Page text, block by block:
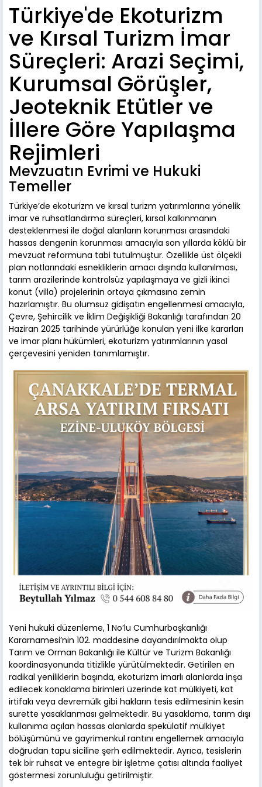
Türkiye'de Ekoturizm
ve Kırsal Turizm İmar
Süreçleri: Arazi Seçimi,
Kurumsal Görüşler,
Jeoteknik Etütler ve
İllere Göre Yapılaşma
Rejimleri
Mevzuatın Evrimi ve Hukuki
Temeller
Türkiye’de ekoturizm ve kırsal turizm yatırımlarına yönelik
imar ve ruhsatlandırma süreçleri, kırsal kalkınmanın
desteklenmesi ile doğal alanların korunması arasındaki
hassas dengenin korunması amacıyla son yıllarda köklü bir
mevzuat reformuna tabi tutulmuştur. Özellikle üst ölçekli
plan notlarındaki esnekliklerin amacı dışında kullanılması,
tarım arazilerinde kontrolsüz yapılaşmaya ve gizli ikinci
konut (villa) projelerinin ortaya çıkmasına zemin
hazırlamıştır. Bu olumsuz gidişatın engellenmesi amacıyla,
Çevre, Şehircilik ve İklim Değişikliği Bakanlığı tarafından 20
Haziran 2025 tarihinde yürürlüğe konulan yeni ilke kararları
ve imar planı hükümleri, ekoturizm yatırımlarının yasal
çerçevesini yeniden tanımlamıştır.
Yeni hukuki düzenleme, 1 No’lu Cumhurbaşkanlığı
Kararnamesi’nin 102. maddesine dayandırılmakta olup
Tarım ve Orman Bakanlığı ile Kültür ve Turizm Bakanlığı
koordinasyonunda titizlikle yürütülmektedir. Getirilen en
radikal yeniliklerin başında, ekoturizm imarlı alanlarda inşa
edilecek konaklama birimleri üzerinde kat mülkiyeti, kat
irtifakı veya devremülk gibi hakların tesis edilmesinin kesin
surette yasaklanması gelmektedir. Bu yasaklama, tarım dışı
kullanıma açılan hassas alanlarda spekülatif mülkiyet
bölüşümünü ve gayrimenkul rantını engellemek amacıyla
doğrudan tapu siciline şerh edilmektedir. Ayrıca, tesislerin
tek bir ruhsat ve entegre bir işletme çatısı altında faaliyet
göstermesi zorunluluğu getirilmiştir.